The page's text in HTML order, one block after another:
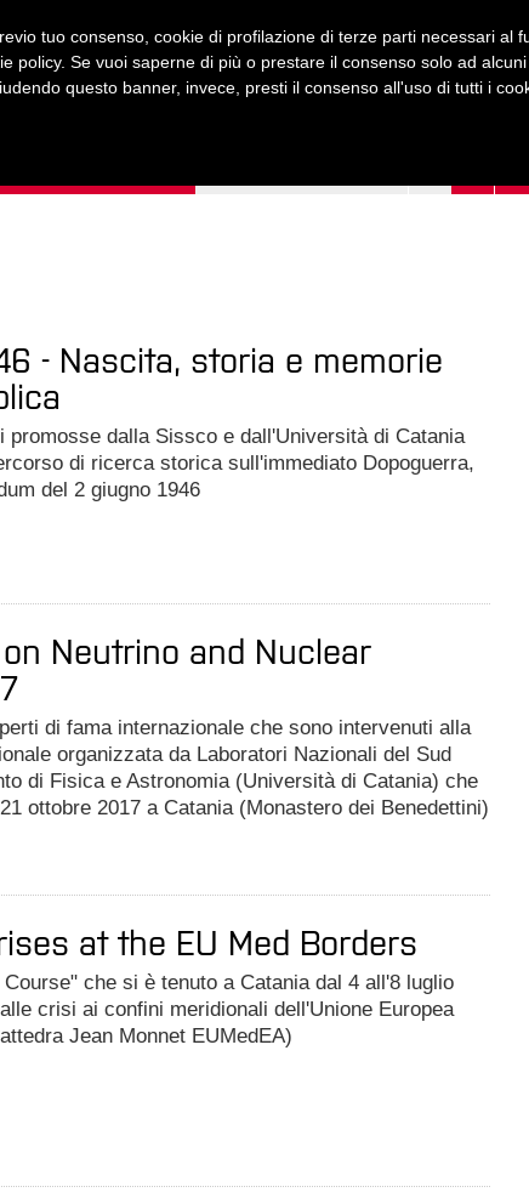
tuo consenso, cookie di profilazione di terze parti necessari al
policy. Se vuoi saperne di più o prestare il consenso solo ad alcuni
questo banner, invece, presti il consenso all'uso di tutti i
- Nascita, storia e memorie
promosse dalla Sissco e dall'Università di Catania
di ricerca storica sull'immediato Dopoguerra,
del 2 giugno 1946
Neutrino and Nuclear
di fama internazionale che sono intervenuti alla
organizzata da Laboratori Nazionali del Sud
di Fisica e Astronomia (Università di Catania) che
ottobre 2017 a Catania (Monastero dei Benedettini)
at the EU Med Borders
che si è tenuto a Catania dal 4 all'8 luglio
crisi ai confini meridionali dell'Unione Europea
Jean Monnet EUMedEA)